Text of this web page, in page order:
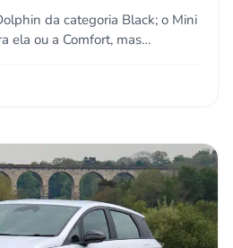
da categoria Black; o Mini
ela ou a Comfort, mas…